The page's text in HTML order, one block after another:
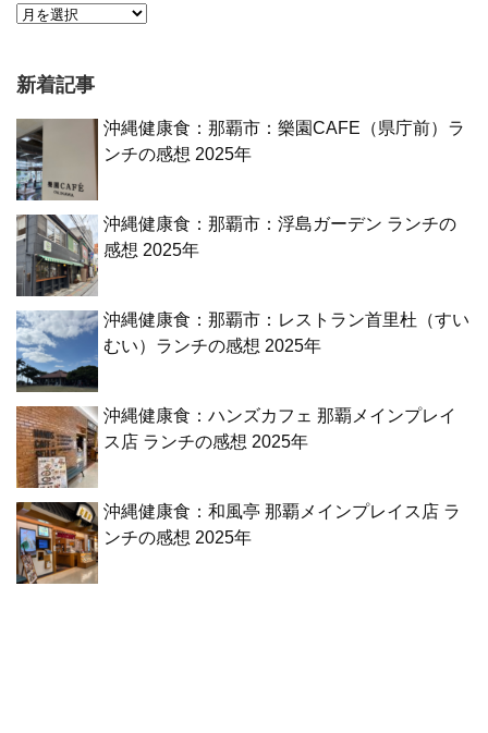
新着記事
沖縄健康食：那覇市：樂園CAFE（県庁前）ラ
ンチの感想 2025年
沖縄健康食：那覇市：浮島ガーデン ランチの
感想 2025年
沖縄健康食：那覇市：レストラン首里杜（すい
むい）ランチの感想 2025年
沖縄健康食：ハンズカフェ 那覇メインプレイ
ス店 ランチの感想 2025年
沖縄健康食：和風亭 那覇メインプレイス店 ラ
ンチの感想 2025年